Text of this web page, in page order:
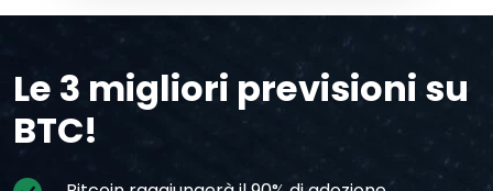
Le 3 migliori previsioni su
BTC!